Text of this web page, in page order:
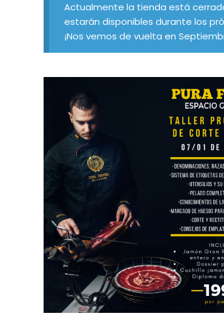
Actualmente la tienda está
estarán disponibles durante los
¡Nos vemos de vuelta en